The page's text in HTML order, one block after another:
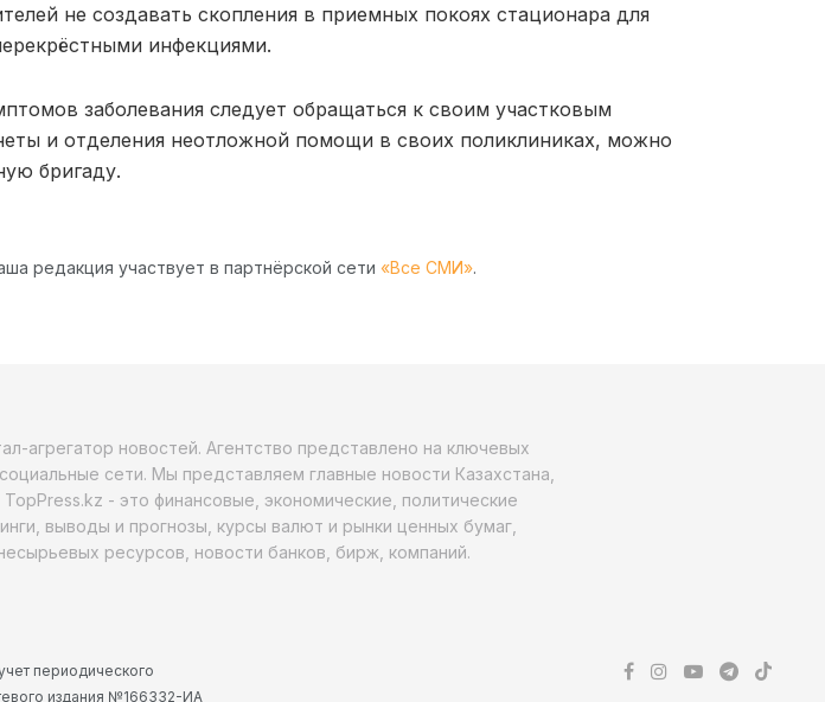
не создавать скопления в приемных покоях стационара для
инфекциями.
заболевания следует обращаться к своим участковым
и отделения неотложной помощи в своих поликлиниках, можно
бригаду.
редакция участвует в партнёрской сети «Все СМИ».
агрегатор новостей. Агентство представлено на ключевых
сети. Мы представляем главные новости Казахстана,
- это финансовые, экономические, политические
выводы и прогнозы, курсы валют и рынки ценных бумаг,
ресурсов, новости банков, бирж, компаний.
периодического
издания №166332-ИА